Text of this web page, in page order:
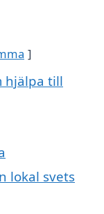
hjälpa till
lokal svets